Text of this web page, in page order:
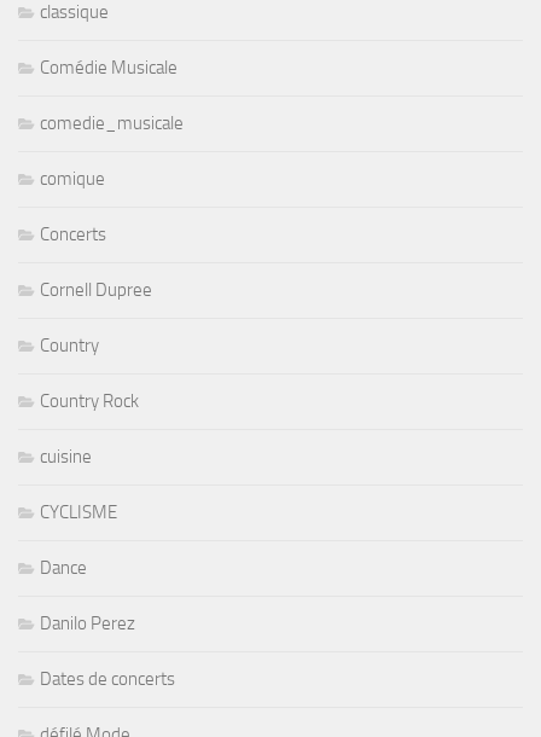
classique
Comédie Musicale
comedie_musicale
comique
Concerts
Cornell Dupree
Country
Country Rock
cuisine
CYCLISME
Dance
Danilo Perez
Dates de concerts